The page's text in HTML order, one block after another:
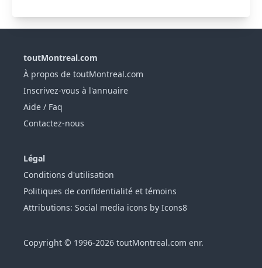
toutMontreal.com
À propos de toutMontreal.com
Inscrivez-vous à l'annuaire
Aide / Faq
Contactez-nous
Légal
Conditions d'utilisation
Politiques de confidentialité et témoins
Attributions: Social media icons by Icons8
Copyright © 1996-2026 toutMontreal.com enr.